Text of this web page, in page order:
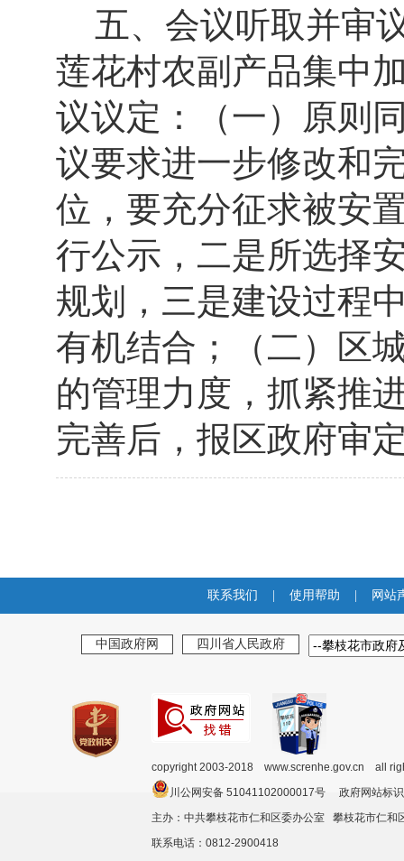
五、会议听取并审
莲花村农副产品集中
议议定：（一）原则
议要求进一步修改和
位，要充分征求被安
行公示，二是所选择
规划，三是建设过程
有机结合 ；（二）区
的管理力度，抓紧推
完善后，报区政府审
联系我们 使用帮助 网站
中国政府网 四川省人民政府
copyright 2003-2018 www.screnhe.gov.cn all
川公网安备 51041102000017号 政府网站
主办：中共攀枝花市仁和区委办公室 攀枝花市仁
联系电话：0812-2900418